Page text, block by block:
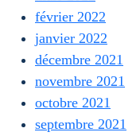
février 2022
janvier 2022
décembre 2021
novembre 2021
octobre 2021
septembre 2021